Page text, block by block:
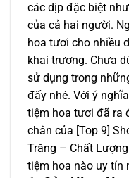
các dịp đặc biệt
của cả hai người.
hoa tươi cho nhiều
khai trương. Chưa
sử dụng trong
đấy nhé. Với ý
tiệm hoa tươi đã ra
chân của [Top 9]
Trăng – Chất
tiệm hoa nào uy tín